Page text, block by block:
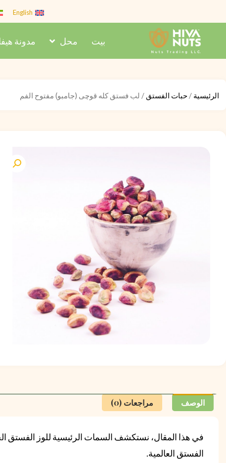
to
content
English
بيت محل مدونة
الرئيسية / حبات الفستق / لب فستق کله قوچی (جامبو) مفتوح الفم
الوصف مراجعات (0)
في هذا المقال، نستكشف السمات الرئيسية للوز الفستق
الفستق العالمية.